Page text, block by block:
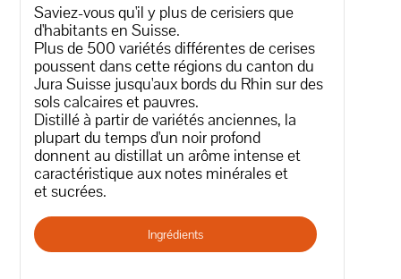
Saviez-vous qu'il y plus de cerisiers que
d'habitants en Suisse.
Plus de 500 variétés différentes de cerises
poussent dans cette régions du canton du
Jura Suisse jusqu'aux bords du Rhin sur des
sols calcaires et pauvres.
Distillé à partir de variétés anciennes, la
plupart du temps d'un noir profond
donnent au distillat un arôme intense et
caractéristique aux notes minérales et
et sucrées.
Ingrédients